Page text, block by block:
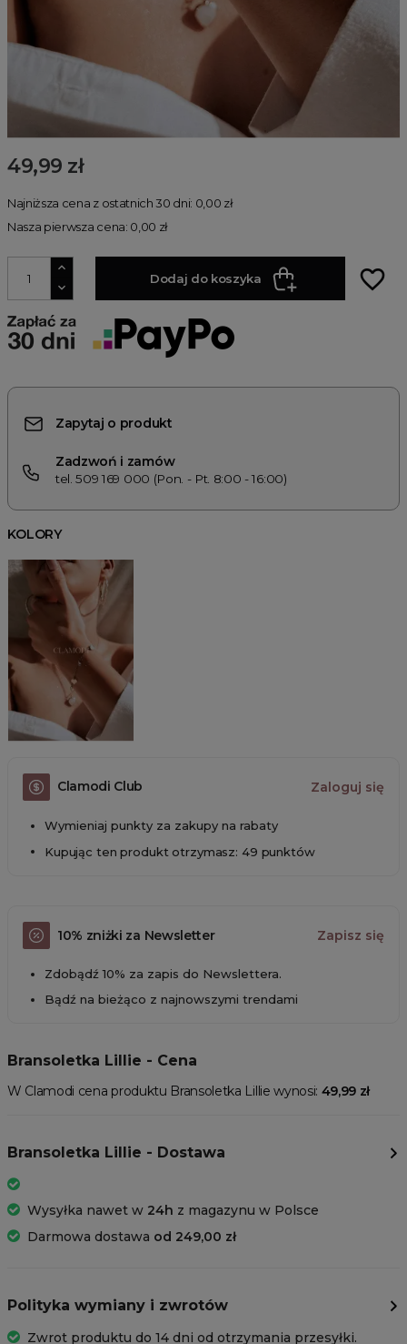
49,99 zł
Najniższa cena z ostatnich 30 dni: 0,00 zł
Nasza pierwsza cena: 0,00 zł
Dodaj do koszyka favorite_border
Zapytaj o produkt
Zadzwoń i zamów
tel. 509 169 000 (Pon. - Pt. 8:00 - 16:00)
KOLORY
Clamodi Club Zaloguj się
Wymieniaj punkty za zakupy na rabaty
Kupując ten produkt otrzymasz: 49 punktów
10% zniżki za Newsletter Zapisz się
Zdobądź 10% za zapis do Newslettera.
Bądź na bieżąco z najnowszymi trendami
Bransoletka Lillie - Cena
W Clamodi cena produktu Bransoletka Lillie wynosi: 49,99 zł
Bransoletka Lillie - Dostawa
Wysyłka nawet w 24h z magazynu w Polsce
Darmowa dostawa od 249,00 zł
Polityka wymiany i zwrotów
Zwrot produktu do 14 dni od otrzymania przesyłki.